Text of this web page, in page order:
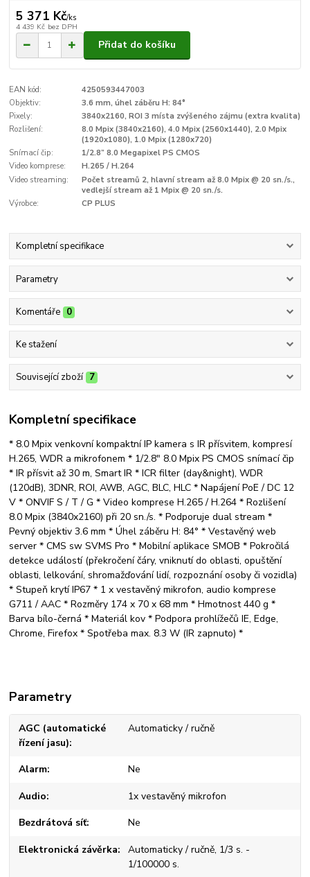
5 371 Kč/ks
4 439 Kč bez DPH
Přidat do košíku
EAN kód:
4250593447003
Objektiv:
3.6 mm, úhel záběru H: 84°
Pixely:
3840x2160, ROI 3 místa zvýšeného zájmu (extra kvalita)
Rozlišení:
8.0 Mpix (3840x2160), 4.0 Mpix (2560x1440), 2.0 Mpix
(1920x1080), 1.0 Mpix (1280x720)
Snímací čip:
1/2.8” 8.0 Megapixel PS CMOS
Video komprese:
H.265 / H.264
Video streaming:
Počet streamů 2, hlavní stream až 8.0 Mpix @ 20 sn./s.,
vedlejší stream až 1 Mpix @ 20 sn./s.
Výrobce:
CP PLUS
Kompletní specifikace
Parametry
Komentáře 0
Ke stažení
Související zboží 7
Kompletní specifikace
* 8.0 Mpix venkovní kompaktní IP kamera s IR přísvitem, kompresí
H.265, WDR a mikrofonem * 1/2.8" 8.0 Mpix PS CMOS snímací čip
* IR přísvit až 30 m, Smart IR * ICR filter (day&night), WDR
(120dB), 3DNR, ROI, AWB, AGC, BLC, HLC * Napájení PoE / DC 12
V * ONVIF S / T / G * Video komprese H.265 / H.264 * Rozlišení
8.0 Mpix (3840x2160) při 20 sn./s. * Podporuje dual stream *
Pevný objektiv 3.6 mm * Úhel záběru H: 84° * Vestavěný web
server * CMS sw SVMS Pro * Mobilní aplikace SMOB * Pokročilá
detekce událostí (překročení čáry, vniknutí do oblasti, opuštění
oblasti, lelkování, shromažďování lidí, rozpoznání osoby či vozidla)
* Stupeň krytí IP67 * 1 x vestavěný mikrofon, audio komprese
G711 / AAC * Rozměry 174 x 70 x 68 mm * Hmotnost 440 g *
Barva bílo-černá * Materiál kov * Podpora prohlížečů IE, Edge,
Chrome, Firefox * Spotřeba max. 8.3 W (IR zapnuto) *
Parametry
AGC (automatické
řízení jasu)
Automaticky / ručně
Alarm Ne
Audio 1x vestavěný mikrofon
Bezdrátová síť Ne
Elektronická závěrka
Automaticky / ručně, 1/3 s. -
1/100000 s.